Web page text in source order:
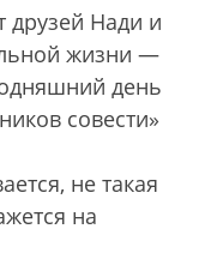
друзей Нади и
жизни —
день
совести»
не такая
на